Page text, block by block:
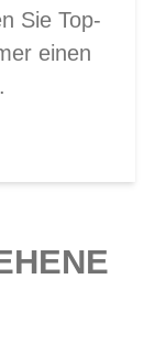
Sie Top-
einen